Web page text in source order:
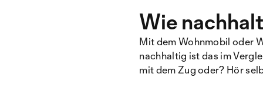
Wie
Mit dem Wohnmobil oder
nachhaltig ist das im
mit dem Zug oder? Hör